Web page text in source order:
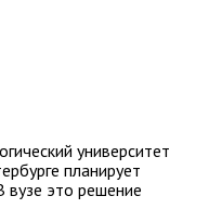
университет
планирует
вузе это решение